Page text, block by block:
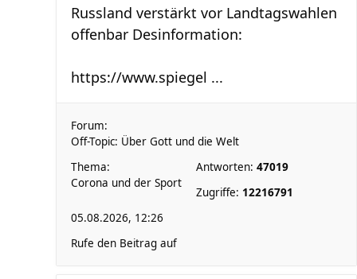
Russland verstärkt vor Landtagswahlen
offenbar Desinformation:
https://www.spiegel ...
Forum:
Off-Topic: Über Gott und die Welt
Thema:
Corona und der Sport
Antworten: 47019
Zugriffe: 12216791
05.08.2026, 12:26
Rufe den Beitrag auf